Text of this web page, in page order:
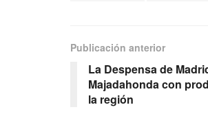
Publicación anterior
La Despensa de
Majadahonda con
la región